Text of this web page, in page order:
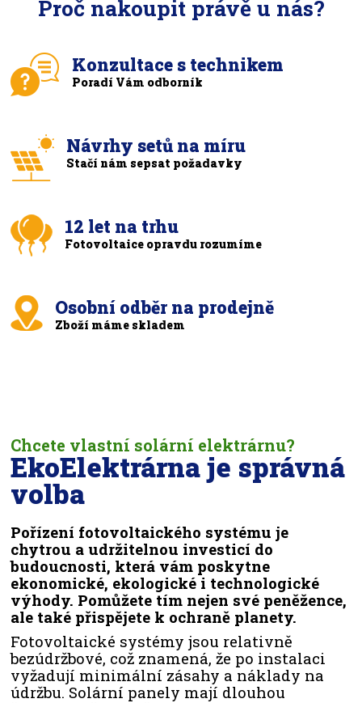
Proč nakoupit právě u nás?
Konzultace s technikem
Poradí Vám odborník
Návrhy setů na míru
Stačí nám sepsat požadavky
12 let na trhu
Fotovoltaice opravdu rozumíme
Osobní odběr na prodejně
Zboží máme skladem
Chcete vlastní solární elektrárnu?
EkoElektrárna je správná
volba
Pořízení fotovoltaického systému je
chytrou a udržitelnou investicí do
budoucnosti, která vám poskytne
ekonomické, ekologické i technologické
výhody. Pomůžete tím nejen své peněžence,
ale také přispějete k ochraně planety.
Fotovoltaické systémy jsou relativně
bezúdržbové, což znamená, že po instalaci
vyžadují minimální zásahy a náklady na
údržbu. Solární panely mají dlouhou